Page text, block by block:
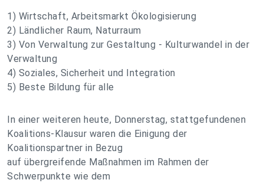
1) Wirtschaft, Arbeitsmarkt Ökologisierung
2) Ländlicher Raum, Naturraum
3) Von Verwaltung zur Gestaltung - Kulturwandel in der
Verwaltung
4) Soziales, Sicherheit und Integration
5) Beste Bildung für alle
In einer weiteren heute, Donnerstag, stattgefundenen
Koalitions-Klausur waren die Einigung der
Koalitionspartner in Bezug
auf übergreifende Maßnahmen im Rahmen der
Schwerpunkte wie dem